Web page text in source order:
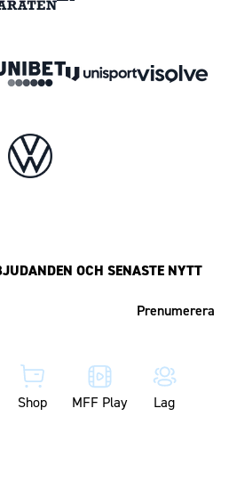
OCH SENASTE NYTT
Shop MFF Play Lag